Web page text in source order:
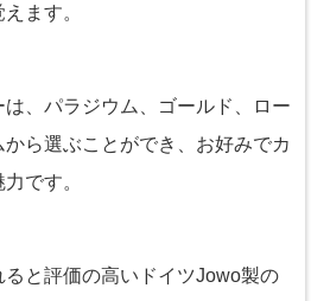
ます。
、パラジウム、ゴールド、ロー
ら選ぶことができ、お好みでカ
です。
と評価の高いドイツJowo製の